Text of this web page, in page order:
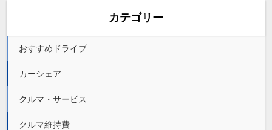
カテゴリー
おすすめドライブ
カーシェア
クルマ・サービス
クルマ維持費